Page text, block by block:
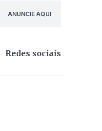
ANUNCIE AQUI
Redes sociais